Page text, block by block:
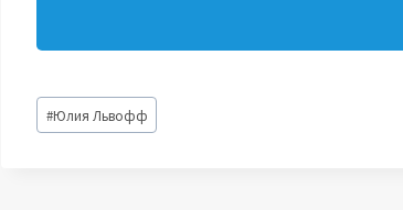
Метки
записи:
#Юлия Львофф